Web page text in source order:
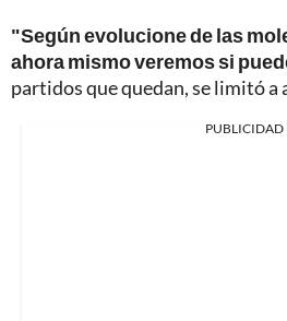
"Según evolucione de las
ahora mismo veremos si
partidos que quedan, se limitó a
PUBLICIDAD